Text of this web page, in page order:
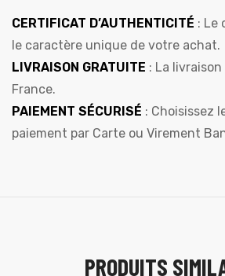
CERTIFICAT D’AUTHENTICITÉ : Le
le caractère unique de votre achat.
LIVRAISON GRATUITE : La
France.
PAIEMENT SÉCURISÉ : Choisissez
paiement par Carte ou Virement
PRODUITS